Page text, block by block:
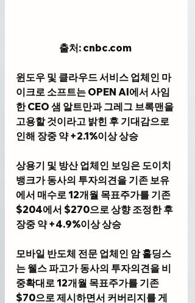
출처: cnbc.com
윈도우 및 클라우드 서비스 업체인 마
이크로 소프트는 OPEN AI에서 사임
한 CEO 샘 알트만과 그레그 브록맨을
고용할 것이라고 밝힌 후 기대감으로
인해 장중 약 +2.1%이상 상승
상용기 및 방산 업체인 보잉은 도이치
뱅크가 동사의 투자의견을 기존 보유
에서 매수로 12개월 목표주가를 기존
$204에서 $270으로 상향 조정한 후
장중 약 +4.9%이상 상승
모바일 반도체 전문 업체인 암 홀딩스
는 웰스 파고가 동사의 투자의견을 비
중확대로 12개월 목표주가를 기존
$70으로 제시하면서 커버리지를 게